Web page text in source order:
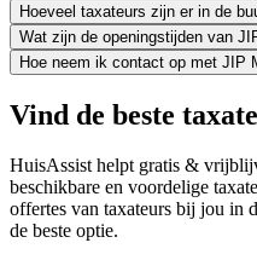
Hoeveel taxateurs zijn er in de
Wat zijn de openingstijden van
Hoe neem ik contact op met JIP
Vind de beste
HuisAssist helpt gratis &
beschikbare en voordelige
offertes van taxateurs bij jou in
de beste optie.